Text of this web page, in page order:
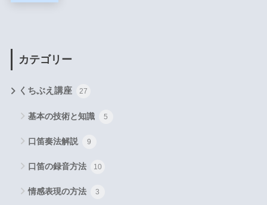
カテゴリー
くちぶえ講座 27
基本の技術と知識 5
口笛奏法解説 9
口笛の録音方法 10
情感表現の方法 3